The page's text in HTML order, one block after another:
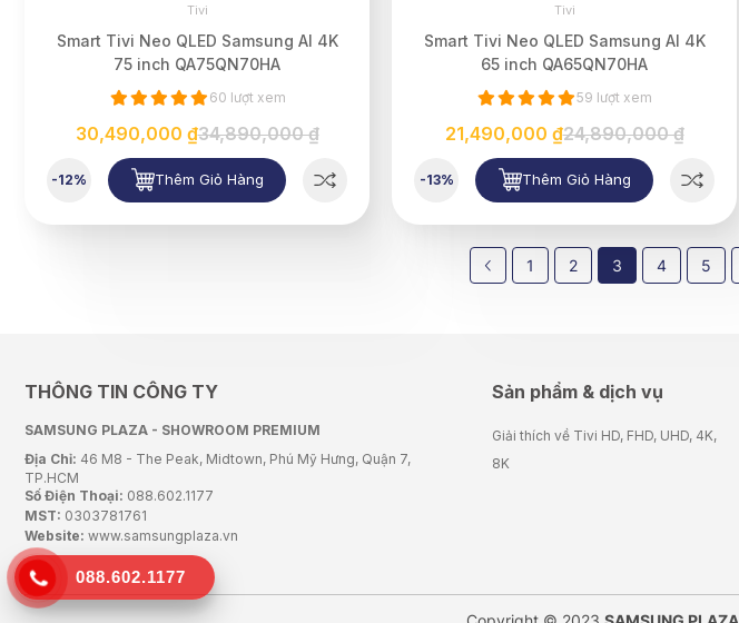
Tivi
Smart Tivi Neo QLED Samsung AI 4K
75 inch QA75QN70HA
60 lượt xem
30,490,000 ₫34,890,000 ₫
-12% Thêm Giỏ Hàng
Tivi
Smart Tivi Neo QLED Samsung AI 4K
65 inch QA65QN70HA
59 lượt xem
21,490,000 ₫24,890,000 ₫
-13% Thêm Giỏ Hàng
1 2 3 4 5
THÔNG TIN CÔNG TY
SAMSUNG PLAZA - SHOWROOM PREMIUM
Địa Chỉ: 46 M8 - The Peak, Midtown, Phú Mỹ Hưng, Quận 7,
TP.HCM
Số Điện Thoại: 088.602.1177
MST: 0303781761
Website: www.samsungplaza.vn
Sản phẩm & dịch vụ
Giải thích về Tivi HD, FHD, UHD, 4K,
8K
088.602.1177